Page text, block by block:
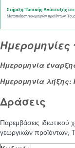
Ημερομηνία
Ημερομηνία λήξης:
Δράσεις
Παρεμβάσεις
γεωργικών προϊόντων,